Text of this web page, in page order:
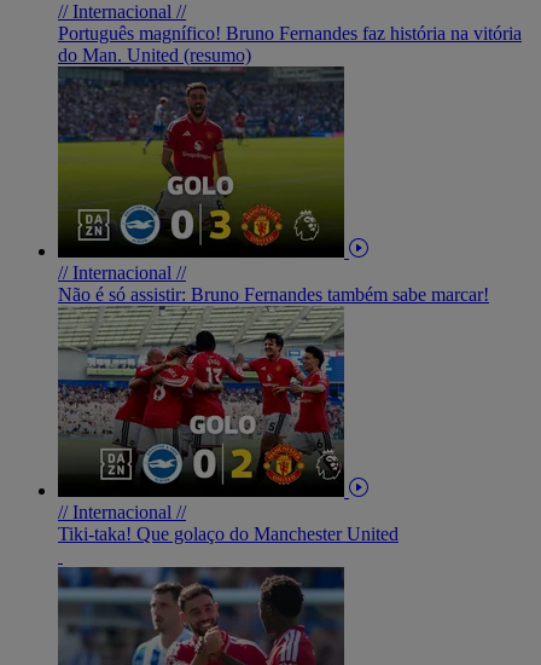
// Internacional //
Português magnífico! Bruno Fernandes faz história na vitória
do Man. United (resumo)
// Internacional //
Não é só assistir: Bruno Fernandes também sabe marcar!
// Internacional //
Tiki-taka! Que golaço do Manchester United